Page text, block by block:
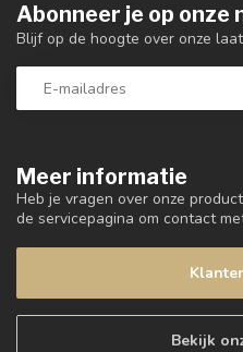
Meer informatie
Heb je vragen over onze
de servicepagina om contact
Bekijk
Abonneer je op onze
Blijf op de hoogte over onze